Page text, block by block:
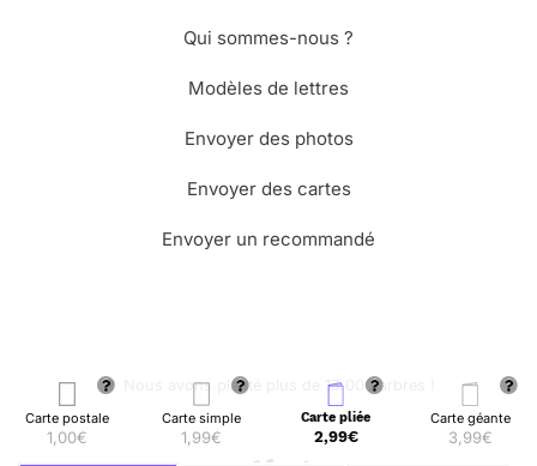
Carte postale
1,00€
Carte simple
1,99€
Carte pliée
2,99€
Carte géante
3,99€
Qui sommes-nous ?
Modèles de lettres
Envoyer des photos
Envoyer des cartes
Envoyer un recommandé
🌳 Nous avons planté plus de 13.000 arbres !